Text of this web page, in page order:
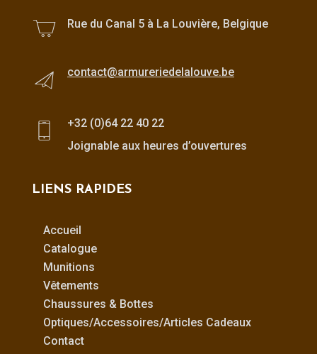
Rue du Canal 5 à La Louvière, Belgique
contact@armureriedelalouve.be
+32 (0)64 22 40 22
Joignable aux heures d’ouvertures
LIENS RAPIDES
Accueil
Catalogue
Munitions
Vêtements
Chaussures & Bottes
Optiques/Accessoires/Articles Cadeaux
Contact